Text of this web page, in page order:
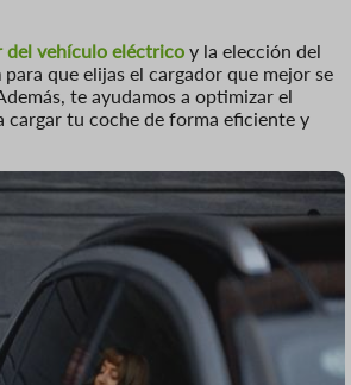
del vehículo eléctrico y la elección del
para que elijas el cargador que mejor se
te ayudamos a optimizar el
cargar tu coche de forma eficiente y